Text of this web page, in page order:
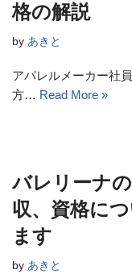
格の解説
by あきと
アパレルメーカー社
方… Read More »
バレリーナ
収、資格に
ます
by あきと